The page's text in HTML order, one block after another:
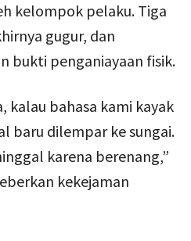
kelompok pelaku. Tiga
gugur, dan
bukti penganiayaan fisik.
kalau bahasa kami kayak
baru dilempar ke sungai.
karena berenang,”
kekejaman